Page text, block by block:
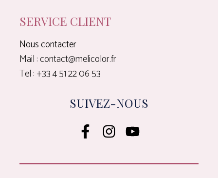
SERVICE CLIENT
Nous contacter
Mail : contact@melicolor.fr
Tel : +33 4 51 22 06 53
SUIVEZ-NOUS